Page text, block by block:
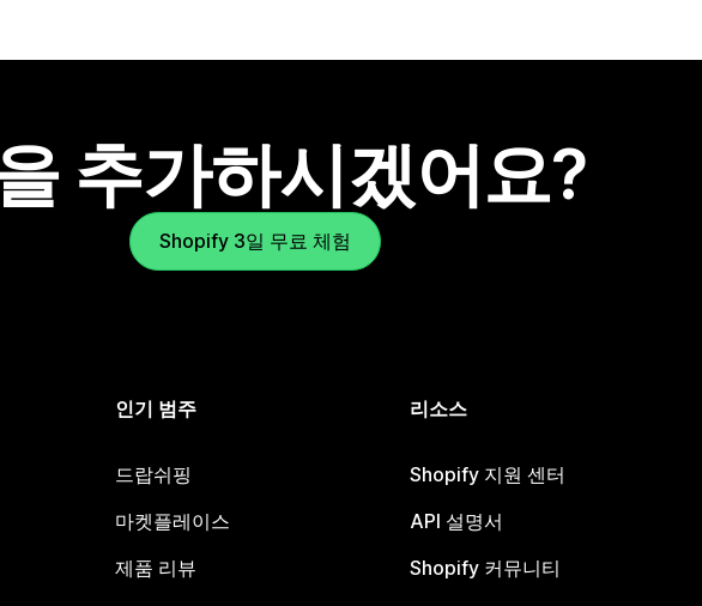
추가하시겠어요?
Shopify 3일 무료 체험
인기 범주
드랍쉬핑
마켓플레이스
제품 리뷰
리소스
Shopify 지원 센터
API 설명서
Shopify 커뮤니티